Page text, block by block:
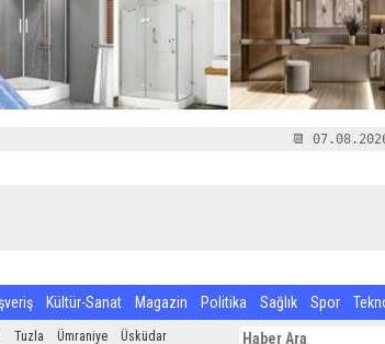
📆
Kültür-Sanat Magazin Politika Sağlık Spor
Tuzla Ümraniye
Üsküdar